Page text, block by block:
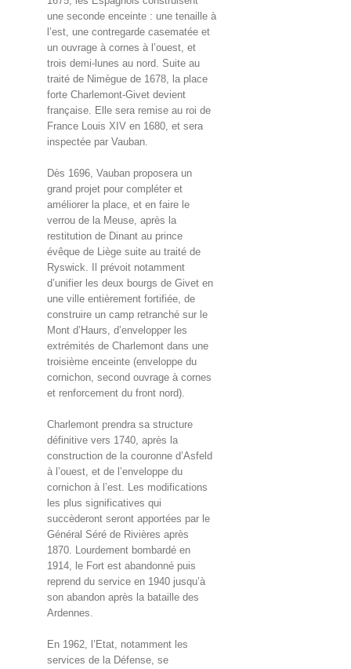
une seconde enceinte : une tenaille à
l’est, une contregarde casematée et
un ouvrage à cornes à l’ouest, et
trois demi-lunes au nord. Suite au
traité de Nimègue de 1678, la place
forte Charlemont-Givet devient
française. Elle sera remise au roi de
France Louis XIV en 1680, et sera
inspectée par Vauban.
Dès 1696, Vauban proposera un
grand projet pour compléter et
améliorer la place, et en faire le
verrou de la Meuse, après la
restitution de Dinant au prince
évêque de Liège suite au traité de
Ryswick. Il prévoit notamment
d’unifier les deux bourgs de Givet en
une ville entièrement fortifiée, de
construire un camp retranché sur le
Mont d’Haurs, d’envelopper les
extrémités de Charlemont dans une
troisième enceinte (enveloppe du
cornichon, second ouvrage à cornes
et renforcement du front nord).
Charlemont prendra sa structure
définitive vers 1740, après la
construction de la couronne d’Asfeld
à l’ouest, et de l’enveloppe du
cornichon à l’est. Les modifications
les plus significatives qui
succèderont seront apportées par le
Général Séré de Rivières après
1870. Lourdement bombardé en
1914, le Fort est abandonné puis
reprend du service en 1940 jusqu’à
son abandon après la bataille des
Ardennes.
En 1962, l’Etat, notamment les
services de la Défense, se